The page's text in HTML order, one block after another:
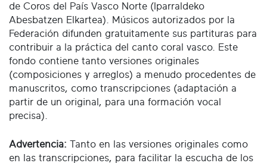
de Coros del País Vasco Norte (Iparraldeko
Abesbatzen Elkartea). Músicos autorizados por la
Federación difunden gratuitamente sus partituras para
contribuir a la práctica del canto coral vasco. Este
fondo contiene tanto versiones originales
(composiciones y arreglos) a menudo procedentes de
manuscritos, como transcripciones (adaptación a
partir de un original, para una formación vocal
precisa).
Advertencia: Tanto en las versiones originales como
en las transcripciones, para facilitar la escucha de los